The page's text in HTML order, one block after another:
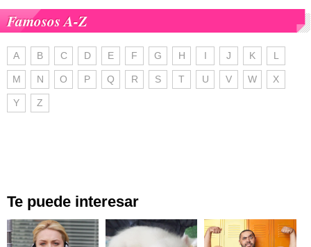
Famosos A-Z
A B C D E F G H I J K L
M N O P Q R S T U V W X
Y Z
Te puede interesar